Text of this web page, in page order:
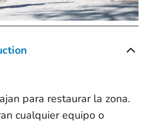
para restaurar la zona.
cualquier equipo o